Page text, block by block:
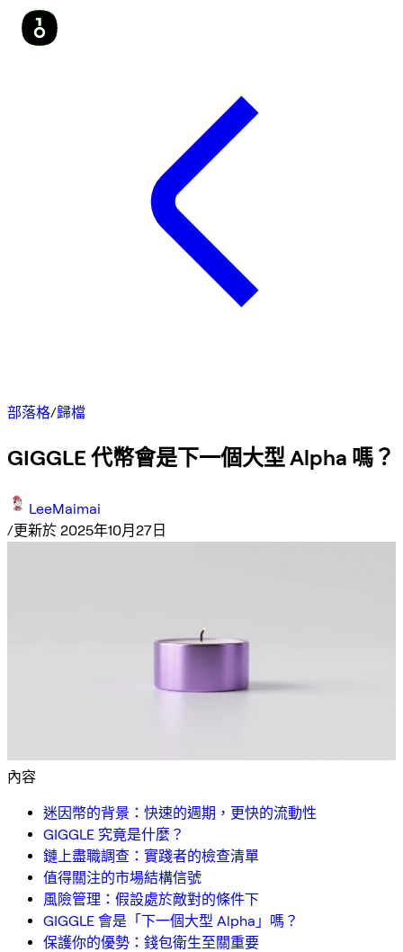
部落格/歸檔
GIGGLE 代幣會是下一個大型 Alpha 嗎？
LeeMaimai
/更新於 2025年10月27日
內容
迷因幣的背景：快速的週期，更快的流動性
GIGGLE 究竟是什麼？
鏈上盡職調查：實踐者的檢查清單
值得關注的市場結構信號
風險管理：假設處於敵對的條件下
GIGGLE 會是「下一個大型 Alpha」嗎？
保護你的優勢：錢包衛生至關重要